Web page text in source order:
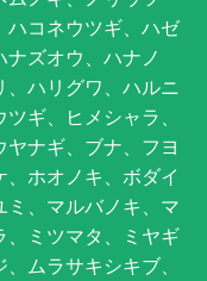
ハコネウツギ、ハゼ
ズオウ、ハナノ
ハリグワ、ハルニ
ギ、ヒメシャラ、
ナギ、ブナ、フヨ
ホオノキ、ボダイ
ミ、マルバノキ、マ
、ミツマタ、ミヤギ
ムラサキシキブ、